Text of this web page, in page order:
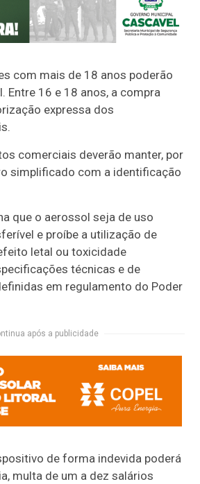
com mais de 18 anos poderão
Entre 16 e 18 anos, a compra
expressa dos
comerciais deverão manter, por
simplificado com a identificação
que o aerossol seja de uso
e proíbe a utilização de
letal ou toxicidade
técnicas e de
em regulamento do Poder
após a publicidade
de forma indevida poderá
multa de um a dez salários